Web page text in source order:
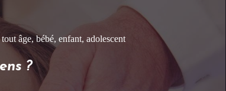
âge, bébé, enfant, adolescent
?